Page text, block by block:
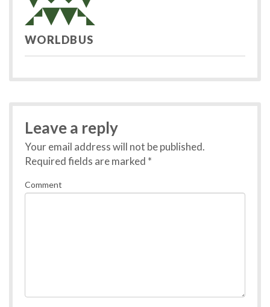
WORLDBUS
Leave a reply
Your email address will not be published.
Required fields are marked *
Comment